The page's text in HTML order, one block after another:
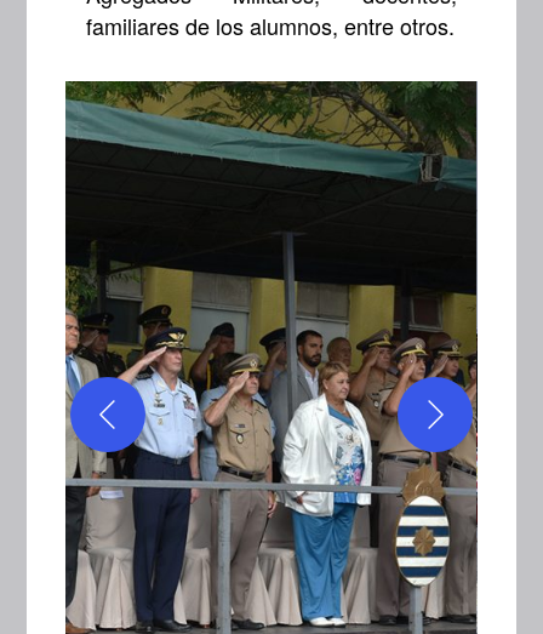
familiares de los alumnos, entre otros.